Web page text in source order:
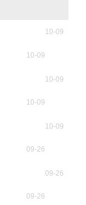
10-09
10-09
10-09
10-09
10-09
09-26
09-26
09-26